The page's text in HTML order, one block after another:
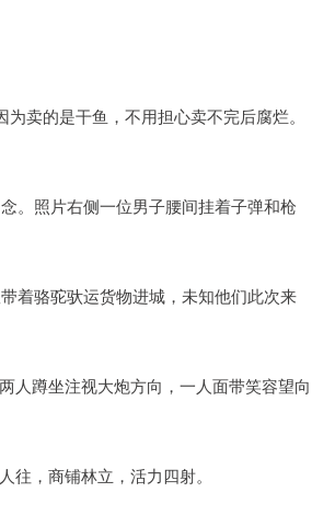
卖的是干鱼，不用担心卖不完后腐烂。
。照片右侧一位男子腰间挂着子弹和枪
着骆驼驮运货物进城，未知他们此次来
人蹲坐注视大炮方向，一人面带笑容望向
，商铺林立，活力四射。